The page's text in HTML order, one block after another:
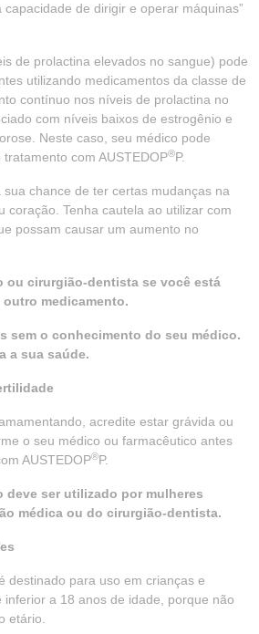
capacidade de dirigir e operar máquinas”
de prolactina elevados no sangue) pode
utilizando medicamentos da classe de
contínuo nos níveis de prolactina no
com níveis baixos de estrogênio e
Neste caso, seu médico pode
com AUSTEDOP®P.
sua chance de ter certas mudanças na
coração. Tenha cautela ao utilizar com
possam causar um aumento no
ou cirurgião-dentista se você está
medicamento.
sem o conhecimento do seu médico.
a sua saúde.
acredite estar grávida ou
o seu médico ou farmacêutico antes
AUSTEDOP®P.
deve ser utilizado por mulheres
médica ou do cirurgião-dentista.
destinado para uso em crianças e
inferior a 18 anos de idade, porque não
etário.